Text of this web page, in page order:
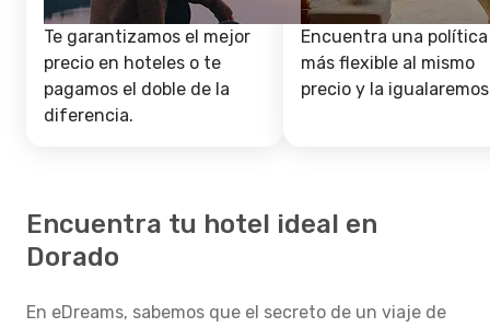
Te garantizamos el mejor
precio en hoteles o te
pagamos el doble de la
diferencia.
Encuentra una política
más flexible al mismo
precio y la
Encuentra tu hotel ideal en
Dorado
En eDreams, sabemos que el secreto de un viaje de